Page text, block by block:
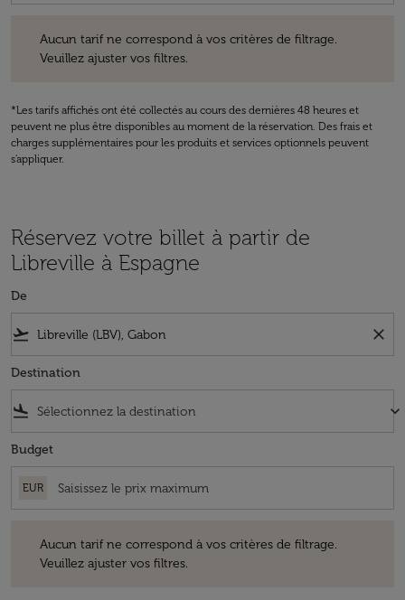
Aucun tarif ne correspond à vos critères de filtrage.
Veuillez ajuster vos filtres.
*Les tarifs affichés ont été collectés au cours des dernières 48 heures et
peuvent ne plus être disponibles au moment de la réservation. Des frais et
charges supplémentaires pour les produits et services optionnels peuvent
s'appliquer.
Réservez votre billet à partir de
Libreville à Espagne
De
flight_takeoff close
Destination
flight_land keyboard_arrow_down
Budget
EUR
Aucun tarif ne correspond à vos critères de filtrage.
Veuillez ajuster vos filtres.